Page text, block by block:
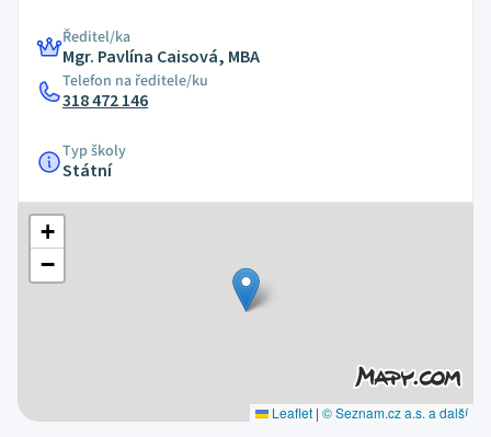
Ředitel/ka
Mgr. Pavlína Caisová, MBA
Telefon na ředitele/ku
318 472 146
Typ školy
Státní
+
−
Leaflet | © Seznam.cz a.s. a další